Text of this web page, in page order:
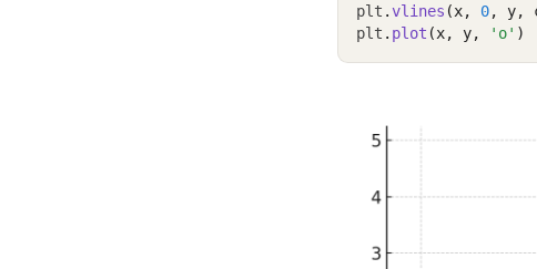
plt .vlines (x, 0, y,
plt . plot (x, y, 'o' )